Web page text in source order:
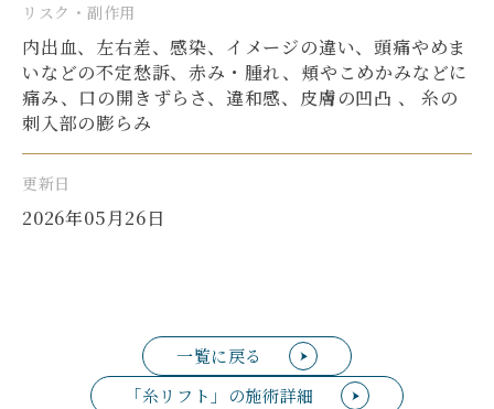
リスク・副作用
内出血、左右差、感染、イメージの違い、頭痛やめま
いなどの不定愁訴、赤み・腫れ、頬やこめかみなどに
痛み、口の開きずらさ、違和感、皮膚の凹凸 、 糸の
刺入部の膨らみ
更新日
2026年05月26日
一覧に戻る
「糸リフト」の施術詳細